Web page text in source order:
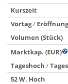
Kurszeit
Vortag/ Eröffnung
Volumen (Stück)
Marktkap. (EUR)
Tageshoch /
52 W. Hoch